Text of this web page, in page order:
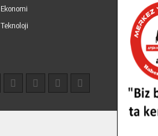
Ekonomi
Teknoloji